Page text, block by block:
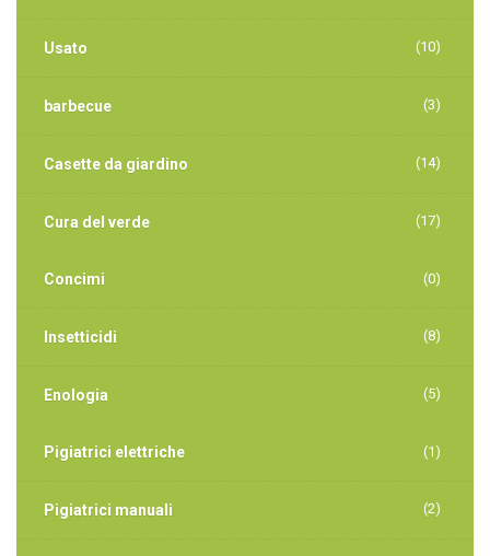
Usato (10)
barbecue (3)
Casette da giardino (14)
Cura del verde (17)
Concimi (0)
Insetticidi (8)
Enologia (5)
Pigiatrici elettriche (1)
Pigiatrici manuali (2)